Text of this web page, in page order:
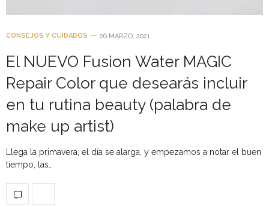
CONSEJOS Y CUIDADOS 26 MARZO, 2021
El NUEVO Fusion Water MAGIC
Repair Color que desearás incluir
en tu rutina beauty (palabra de
make up artist)
Llega la primavera, el día se alarga, y empezamos a notar el buen
tiempo, las…